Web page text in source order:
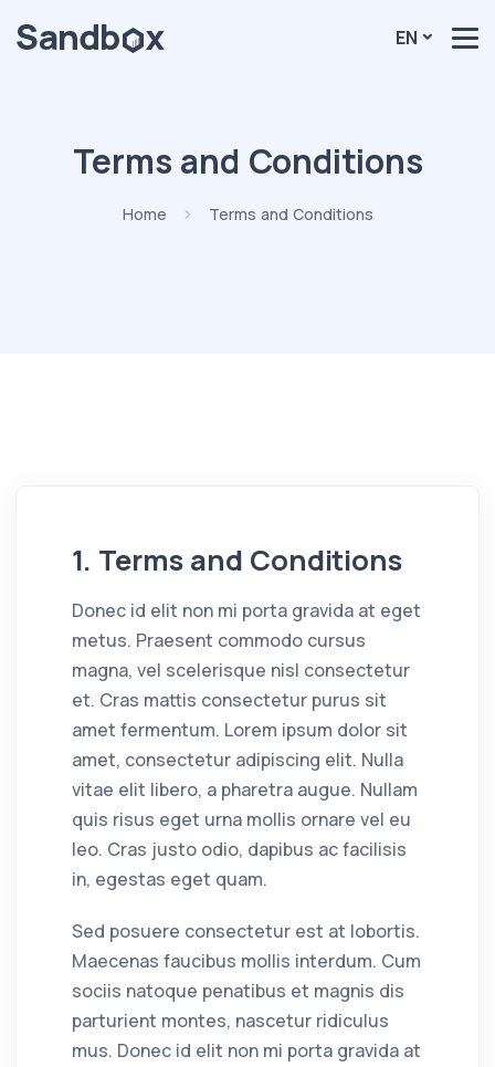
EN
Terms and Conditions
Home Terms and Conditions
1. Terms and Conditions
Donec id elit non mi porta gravida at eget
metus. Praesent commodo cursus
magna, vel scelerisque nisl consectetur
et. Cras mattis consectetur purus sit
amet fermentum. Lorem ipsum dolor sit
amet, consectetur adipiscing elit. Nulla
vitae elit libero, a pharetra augue. Nullam
quis risus eget urna mollis ornare vel eu
leo. Cras justo odio, dapibus ac facilisis
in, egestas eget quam.
Sed posuere consectetur est at lobortis.
Maecenas faucibus mollis interdum. Cum
sociis natoque penatibus et magnis dis
parturient montes, nascetur ridiculus
mus. Donec id elit non mi porta gravida at